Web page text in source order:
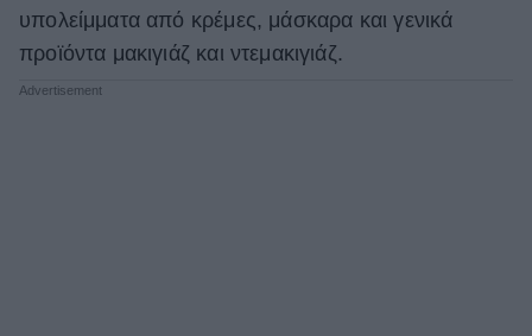
υπολείμματα από κρέμες, μάσκαρα και γενικά
προϊόντα μακιγιάζ και ντεμακιγιάζ.